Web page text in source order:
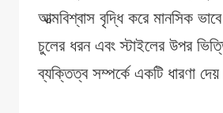
আত্মবিশ্বাস বৃদ্ধি করে মানসিক
চুলের ধরন এবং স্টাইলের উপর
ব্যক্তিত্ব সম্পর্কে একটি ধারণা